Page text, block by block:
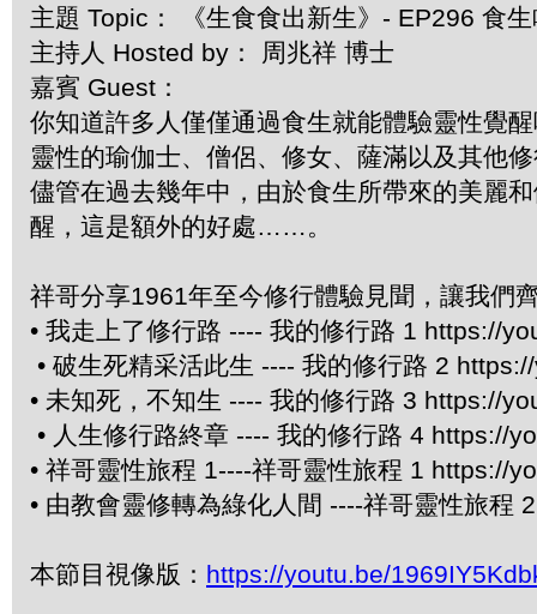
主題 Topic： 《生食食出新生》- EP296 食
主持人 Hosted by： 周兆祥 博士
嘉賓 Guest：
你知道許多人僅僅通過食生就能體驗靈性覺
靈性的瑜伽士、僧侶、修女、薩滿以及其他
儘管在過去幾年中，由於食生所帶來的美麗
醒，這是額外的好處……。
祥哥分享1961年至今修行體驗見聞，讓我們
• 我走上了修行路 ---- 我的修行路 1 https://
• 破生死精采活此生 ---- 我的修行路 2
• 未知死，不知生 ---- 我的修行路 3 https://
• 人生修行路終章 ---- 我的修行路 4 https://
• 祥哥靈性旅程 1----祥哥靈性旅程 1 https://
• 由教會靈修轉為綠化人間 ----祥哥靈性旅程
本節目視像版： https://youtu.be/